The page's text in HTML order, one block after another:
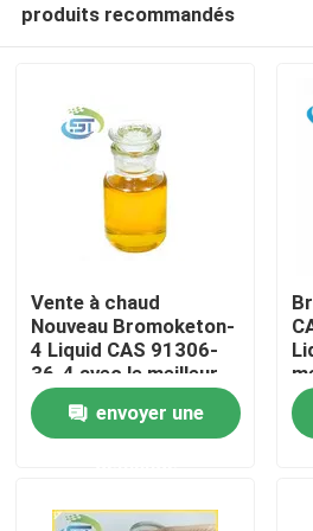
produits recommandés
Vente à chaud
Nouveau Bromoketon-
4 Liquid CAS 91306-
36-4 avec le meilleur
prix
envoyer une